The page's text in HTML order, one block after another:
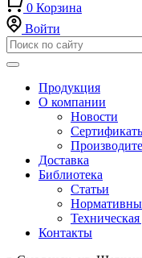
0 Корзина
Войти
Продукция
О компании
Новости
Доставка
Библиотека
Статьи
Контакты